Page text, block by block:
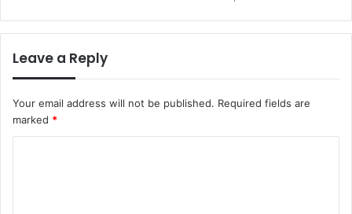
Leave a Reply
Your email address will not be published. Required fields are
marked *